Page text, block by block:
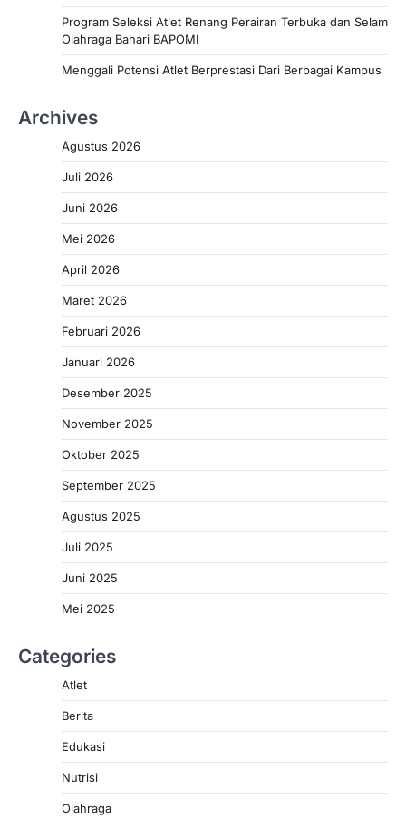
Program Seleksi Atlet Renang Perairan Terbuka dan Selam
Olahraga Bahari BAPOMI
Menggali Potensi Atlet Berprestasi Dari Berbagai Kampus
Archives
Agustus 2026
Juli 2026
Juni 2026
Mei 2026
April 2026
Maret 2026
Februari 2026
Januari 2026
Desember 2025
November 2025
Oktober 2025
September 2025
Agustus 2025
Juli 2025
Juni 2025
Mei 2025
Categories
Atlet
Berita
Edukasi
Nutrisi
Olahraga